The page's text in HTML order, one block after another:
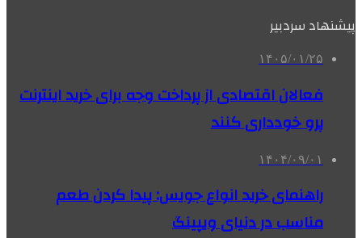
پیشنهاد سردبیر
۱۴۰۵/۰۱/۲۵
فعالان اقتصادی از پرداخت وجه برای خرید اینترنت
پرو خودداری کنند
۱۴۰۴/۰۹/۰۱
راهنمای خرید انواع جویس: پیدا کردن طعم
مناسب در دنیای ویپینگ